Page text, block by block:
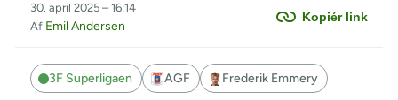
Kopiér link
30. april 2025 – 16:14
Af Emil Andersen
3F Superligaen AGF Frederik Emmery